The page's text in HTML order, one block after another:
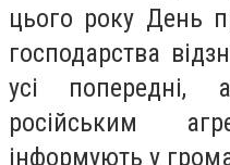
цього року День
господарства
усі
російським
інформують у